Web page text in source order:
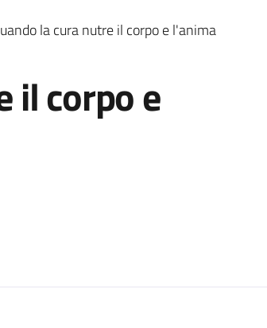
la cura nutre il corpo e l'anima
il corpo e